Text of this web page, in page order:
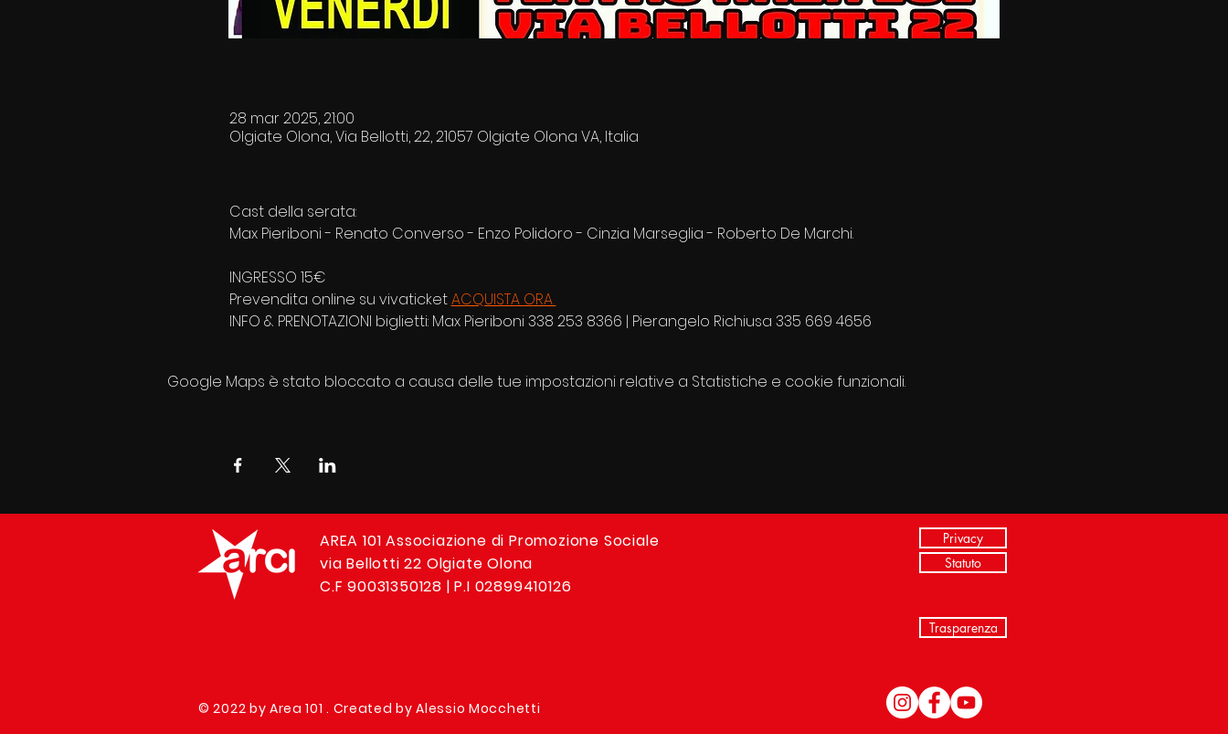
28 mar 2025, 21:00
Olgiate Olona, Via Bellotti, 22, 21057 Olgiate Olona VA, Italia
Cast della serata:
Max Pieriboni - Renato Converso - Enzo Polidoro - Cinzia Marseglia - Roberto De Marchi.
INGRESSO 15€
Prevendita online su vivaticket ACQUISTA ORA
INFO & PRENOTAZIONI biglietti: Max Pieriboni 338 253 8366 | Pierangelo Richiusa 335 669 4656
Google Maps è stato bloccato a causa delle tue impostazioni relative a Statistiche e cookie funzionali.
AREA 101 Associazione di Promozione Sociale
via Bellotti 22 Olgiate Olona
C.F 90031350128 | P.I 02899410126
Privacy
Statuto
Trasparenza
© 2022 by Area 101 . Created by Alessio Mocchetti